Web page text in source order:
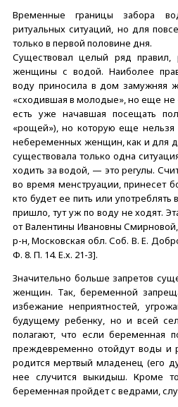
Временные границы забора
ритуальных ситуаций, но для
только в первой половине дня.
Существовал целый ряд правил,
женщины с водой. Наиболее
воду приносила в дом замужняя
«сходившая в молодые», но еще не
есть уже начавшая посещать
«рощей»), но которую еще нельзя
небеременных женщин, как и для
существовала только одна
ходить за водой, — это регулы.
во время менструации, принесет
кто будет ее пить или
пришло, тут уж по воду не ходят.
от Валентины Ивановны
р-н, Московская обл. Соб. В. Е.
Ф. 8. П. 14. Е.х. 21-3].
Значительно больше запретов
женщин. Так, беременной
избежание неприятностей,
будущему ребенку, но и всей
полагают, что если беременная
преждевременно отойдут воды и
родится мертвый младенец (его
нее случится выкидыш. Кроме
беременная пройдет с ведрами,